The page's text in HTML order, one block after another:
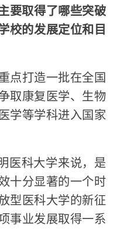
要取得了哪些突破
校的发展定位和目
点打造一批在全国
取康复医学、生物
学等学科进入国家
医科大学来说，是
十分显著的一个时
型医科大学的新征
事业发展取得一系